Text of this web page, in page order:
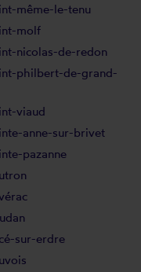
même-le-tenu
molf
nicolas-de-redon
philbert-de-grand-
viaud
anne-sur-brivet
pazanne
sur-erdre